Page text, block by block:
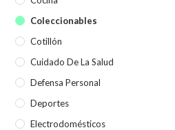
Coleccionables
Cotillón
Cuidado De La Salud
Defensa Personal
Deportes
Electrodomésticos